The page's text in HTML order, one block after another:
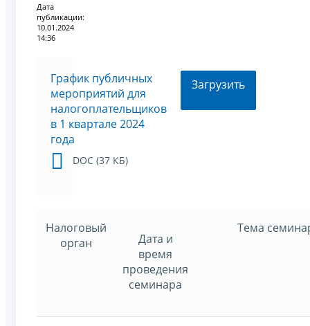
Дата
публикации:
10.01.2024
14:36
График публичных
мероприятий для
налогоплательщиков
в 1 квартале 2024
года
DOC (37 КБ)
Загрузить
Налоговый
орган
Дата и
время
проведения
семинара
Тема